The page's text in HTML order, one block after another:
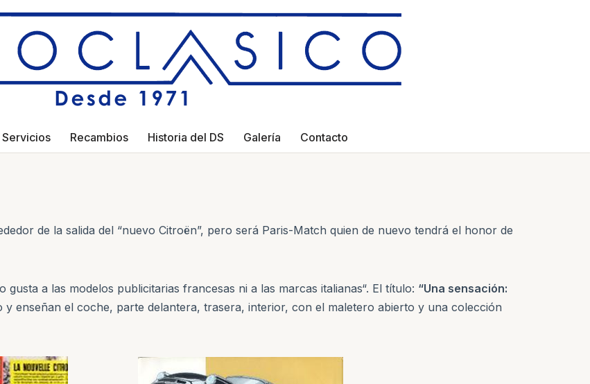
Servicios Recambios Historia del DS Galería Contacto
de la salida del “nuevo Citroën”, pero será Paris-Match quien de nuevo tendrá el honor de
gusta a las modelos publicitarias francesas ni a las marcas italianas“. El título: “Una sensación:
enseñan el coche, parte delantera, trasera, interior, con el maletero abierto y una colección